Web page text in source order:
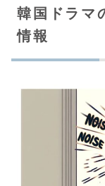
韓国ドラマ
情報